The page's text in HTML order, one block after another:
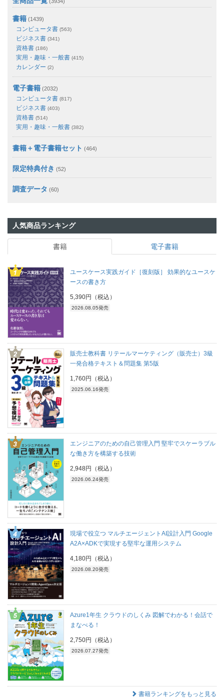
書籍 (1439)
コンピュータ書 (563)
ビジネス書 (341)
資格書 (186)
実用・趣味・一般書 (415)
カレンダー (2)
電子書籍 (2032)
コンピュータ書 (817)
ビジネス書 (403)
資格書 (514)
実用・趣味・一般書 (382)
書籍＋電子書籍セット (464)
限定特典付き (52)
調査データ (60)
人気商品ランキング
書籍 電子書籍
ユースケース実践ガイド［復刻版］ 効果的なユースケ
ースの書き方
5,390円（税込）
2026.08.05発売
販売士教科書 リテールマーケティング（販売士）3級
一発合格テキスト＆問題集 第5版
1,760円（税込）
2025.06.16発売
エンジニアのための自己管理入門 堅牢でスケーラブル
な働き方を構築する技術
2,948円（税込）
2026.06.24発売
現場で役立つ マルチエージェントAI設計入門 Google
A2A×ADKで実現する堅牢な運用システム
4,180円（税込）
2026.08.20発売
Azure1年生 クラウドのしくみ 図解でわかる！会話で
まなべる！
2,750円（税込）
2026.07.27発売
書籍ランキングをもっと見る